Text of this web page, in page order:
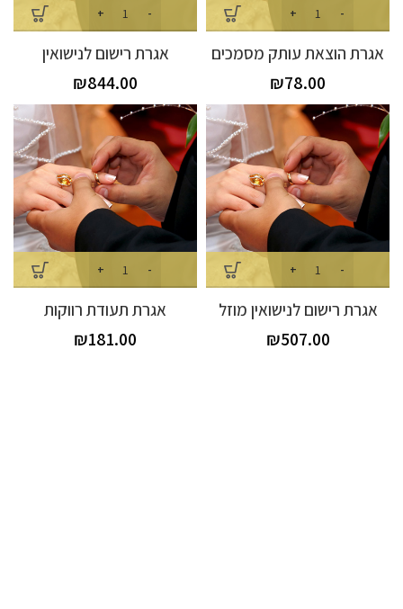
אגרת הוצאת עותק מסמכים
₪78.00
אגרת רישום לנישואין
₪844.00
אגרת רישום לנישואין מוזל
₪507.00
אגרת תעודת רווקות
₪181.00